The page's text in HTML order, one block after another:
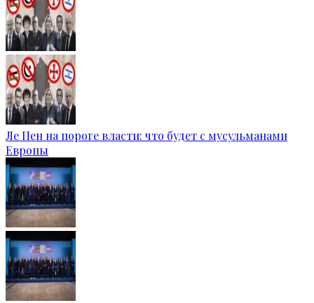
Ле Пен на пороге власти: что будет с мусульманами
Европы